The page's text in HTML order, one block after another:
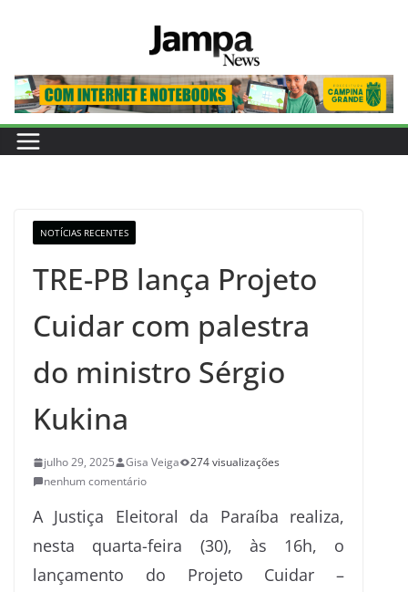
conteúdo
NOTÍCIAS RECENTES
TRE-PB lança Projeto
Cuidar com palestra
do ministro Sérgio
Kukina
julho 29, 2025 Gisa Veiga
274 visualizações
nenhum comentário
A Justiça Eleitoral da Paraíba realiza,
nesta quarta-feira (30), às 16h, o
lançamento do Projeto Cuidar –